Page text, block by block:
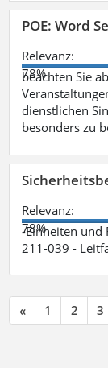
POE: Word
Relevanz:
78%
beachten Sie
dienstlichen
besonders zu
Relevanz:
78%
-Einheiten und
211-039 -
« 1 2 3